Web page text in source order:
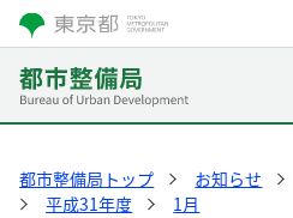
都市整備局トップ お知らせ
平成31年度
1月